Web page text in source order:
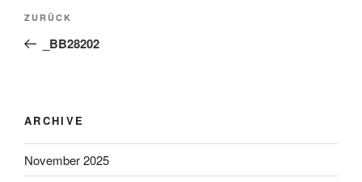
Beitragsnavigation
Vorheriger
Beitrag
ZURÜCK
_BB28202
ARCHIVE
November 2025